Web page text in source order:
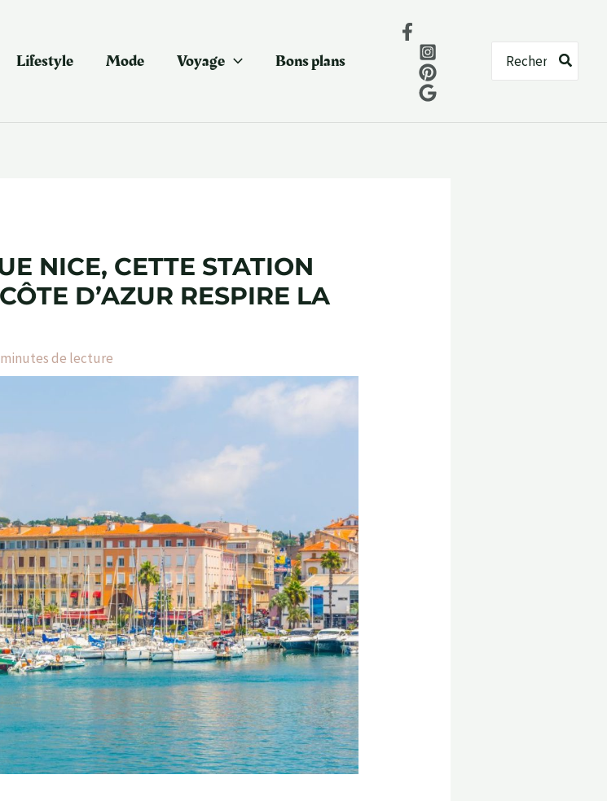
Lifestyle Mode Voyage Bons plans Rechercher:
NICE, CETTE STATION
D’AZUR RESPIRE LA
de lecture